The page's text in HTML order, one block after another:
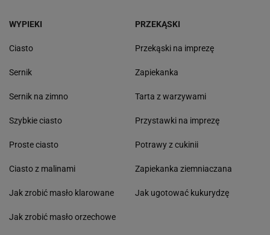
WYPIEKI
Ciasto
Sernik
Sernik na zimno
Szybkie ciasto
Proste ciasto
Ciasto z malinami
Jak zrobić masło klarowane
Jak zrobić masło orzechowe
PRZEKĄSKI
Przekąski na imprezę
Zapiekanka
Tarta z warzywami
Przystawki na imprezę
Potrawy z cukinii
Zapiekanka ziemniaczana
Jak ugotować kukurydzę